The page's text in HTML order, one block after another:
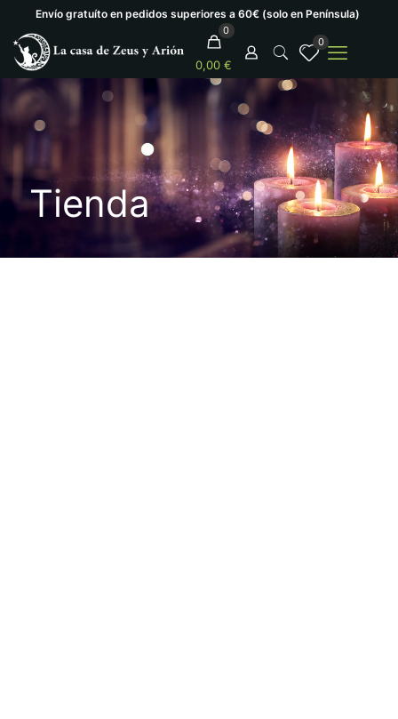
Envío gratuíto en pedidos superiores a 60€ (solo en Península)
0
0,00 €
0
Tienda